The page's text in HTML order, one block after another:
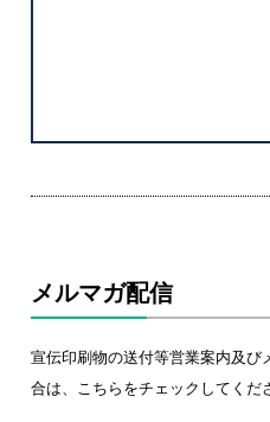
メルマガ配信
宣伝印刷物の送付等営業案内及
合は、こちらをチェックしてくだ